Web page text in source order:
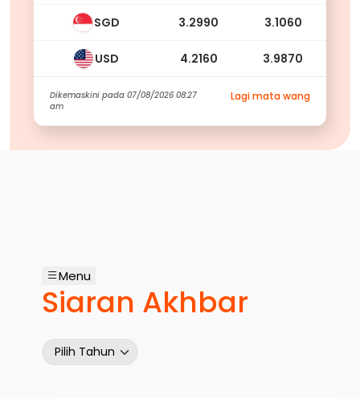
SGD 3.2990 3.1060
USD 4.2160 3.9870
Dikemaskini pada 07/08/2026 08:27
am
Lagi mata wang
Menu
Siaran Akhbar